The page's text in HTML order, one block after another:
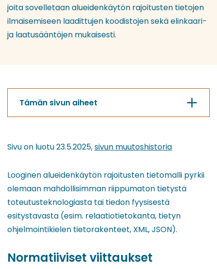
joita sovelletaan alueidenkäytön rajoitusten tietojen
ilmaisemiseen laadittujen koodistojen sekä elinkaari-
ja laatusääntöjen mukaisesti.
Tämän sivun aiheet
Sivu on luotu 23.5.2025,sivun muutoshistoria
Looginen alueidenkäytön rajoitusten tietomalli pyrkii
olemaan mahdollisimman riippumaton tietystä
toteutusteknologiasta tai tiedon fyysisestä
esitystavasta (esim. relaatiotietokanta, tietyn
ohjelmointikielen tietorakenteet, XML, JSON).
Normatiiviset viittaukset